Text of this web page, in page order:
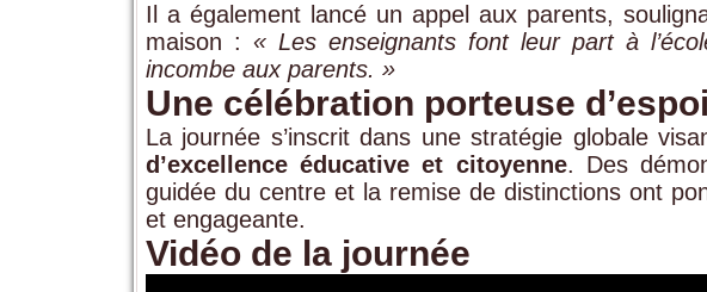
Il a également lancé un appel aux parents,
maison : « Les enseignants font leur part à
incombe aux parents. »
Une célébration porteuse
La journée s’inscrit dans une stratégie globale
d’excellence éducative et citoyenne. Des
guidée du centre et la remise de distinctions ont
et engageante.
Vidéo de la journée